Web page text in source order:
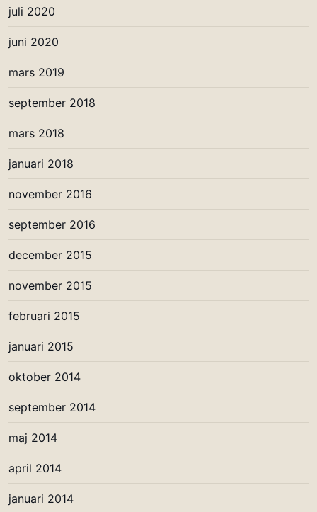
juli 2020
juni 2020
mars 2019
september 2018
mars 2018
januari 2018
november 2016
september 2016
december 2015
november 2015
februari 2015
januari 2015
oktober 2014
september 2014
maj 2014
april 2014
januari 2014